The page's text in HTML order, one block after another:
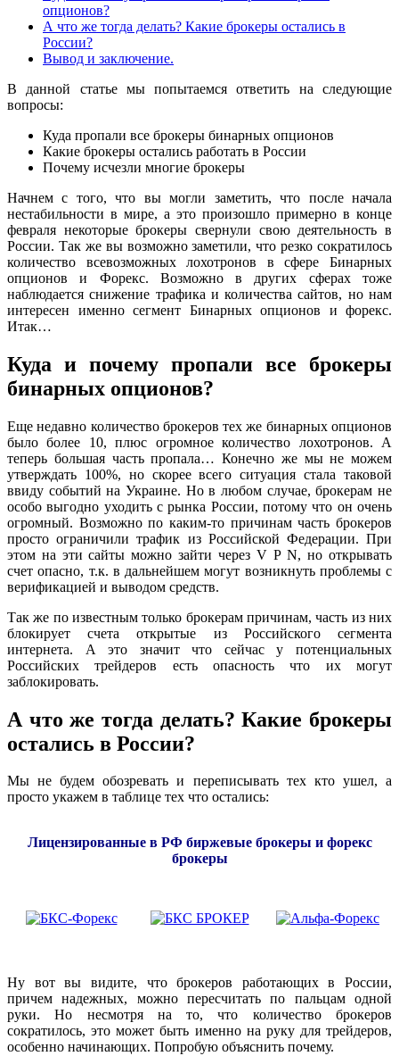
опционов?
А что же тогда делать? Какие брокеры остались в
России?
Вывод и заключение.
В данной статье мы попытаемся ответить на следующие
вопросы:
Куда пропали все брокеры бинарных опционов
Какие брокеры остались работать в России
Почему исчезли многие брокеры
Начнем с того, что вы могли заметить, что после начала
нестабильности в мире, а это произошло примерно в конце
февраля некоторые брокеры свернули свою деятельность в
России. Так же вы возможно заметили, что резко сократилось
количество всевозможных лохотронов в сфере Бинарных
опционов и Форекс. Возможно в других сферах тоже
наблюдается снижение трафика и количества сайтов, но нам
интересен именно сегмент Бинарных опционов и форекс.
Итак…
Куда и почему пропали все брокеры
бинарных опционов?
Еще недавно количество брокеров тех же бинарных опционов
было более 10, плюс огромное количество лохотронов. А
теперь большая часть пропала… Конечно же мы не можем
утверждать 100%, но скорее всего ситуация стала таковой
ввиду событий на Украине. Но в любом случае, брокерам не
особо выгодно уходить с рынка России, потому что он очень
огромный. Возможно по каким-то причинам часть брокеров
просто ограничили трафик из Российской Федерации. При
этом на эти сайты можно зайти через V Р N, но открывать
счет опасно, т.к. в дальнейшем могут возникнуть проблемы с
верификацией и выводом средств.
Так же по известным только брокерам причинам, часть из них
блокирует счета открытые из Российского сегмента
интернета. А это значит что сейчас у потенциальных
Российских трейдеров есть опасность что их могут
заблокировать.
А что же тогда делать? Какие брокеры
остались в России?
Мы не будем обозревать и переписывать тех кто ушел, а
просто укажем в таблице тех что остались:
Лицензированные в РФ биржевые брокеры и форекс
брокеры
Ну вот вы видите, что брокеров работающих в России,
причем надежных, можно пересчитать по пальцам одной
руки. Но несмотря на то, что количество брокеров
сократилось, это может быть именно на руку для трейдеров,
особенно начинающих. Попробую объяснить почему.